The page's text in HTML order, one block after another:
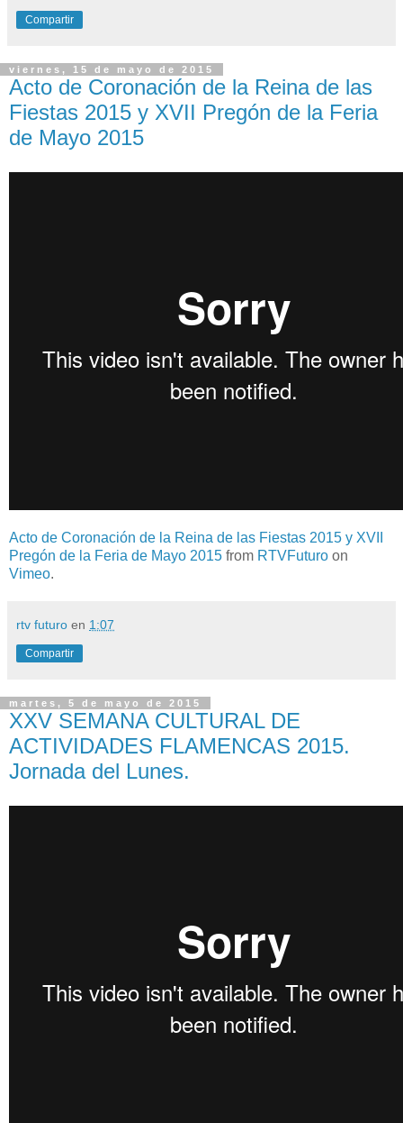
Compartir
viernes, 15 de mayo de 2015
Acto de Coronación de la Reina de las
Fiestas 2015 y XVII Pregón de la Feria
de Mayo 2015
Acto de Coronación de la Reina de las Fiestas 2015 y XVII
Pregón de la Feria de Mayo 2015 from RTVFuturo on
Vimeo.
rtv futuro en 1:07
Compartir
martes, 5 de mayo de 2015
XXV SEMANA CULTURAL DE
ACTIVIDADES FLAMENCAS 2015.
Jornada del Lunes.